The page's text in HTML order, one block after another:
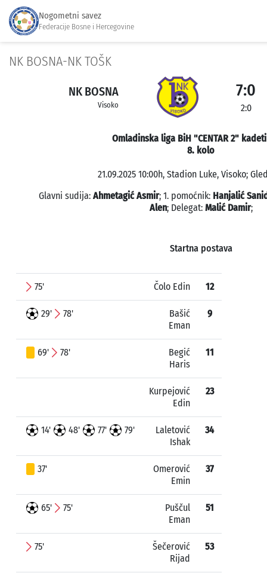
Nogometni savez
Federacije Bosne i Hercegovine
NK BOSNA-NK TOŠK
NK BOSNA
Visoko
7:0
2:0
Omladinska liga BiH "CENTAR 2"
8. kolo
21.09.2025 10:00h, Stadion Luke, Visoko;
Glavni sudija: Ahmetagić Asmir; 1. pomoćnik: Hanjalić
Alen; Delegat: Malić Damir;
Startna postava
75' Čolo Edin 12
29' 78'
Bašić
Eman
9
69' 78'
Begić
Haris
11
Kurpejović
Edin
23
14' 48' 77' 79'
Laletović
Ishak
34
37'
Omerović
Emin
37
65' 75'
Puščul
Eman
51
75'
Šečerović
Rijad
53